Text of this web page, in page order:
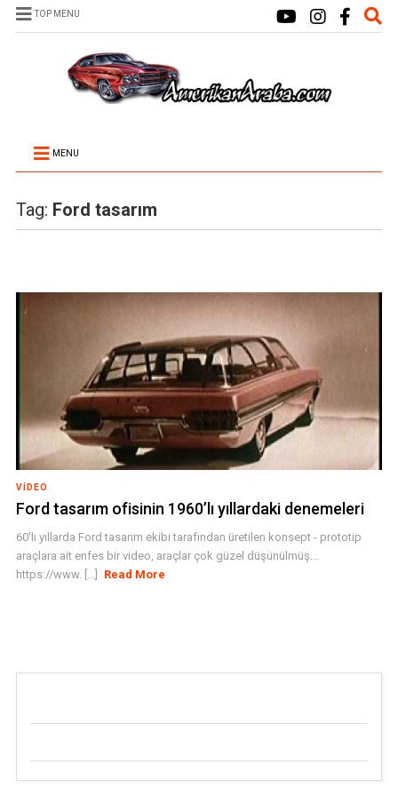
TOP MENU
MENU
Tag: Ford tasarım
VIDEO
Ford tasarım ofisinin 1960’lı yıllardaki denemeleri
60'lı yıllarda Ford tasarım ekibi tarafından üretilen konsept - prototip
araçlara ait enfes bir video, araçlar çok güzel düşünülmüş...
https://www. [...]
Read More